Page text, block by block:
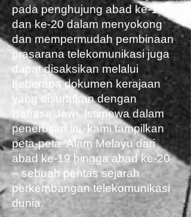
pada penghujung abad ke-19
dan ke-20 dalam menyokong
dan mempermudah pembinaan
prasarana telekomunikasi juga
dapat disaksikan melalui
beberapa dokumen kerajaan
yang disuratkan dengan
Bahasa Jawi. Istimewa dalam
penerbitan ini, kami tampilkan
peta-peta ‘Alam Melayu dari
abad ke-19 hingga abad ke-20
– sebuah pentas sejarah
perkembangan telekomunikasi
dunia.